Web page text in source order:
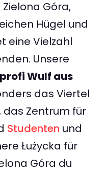
Góra,
Hügel und
eine Vielzahl
Unsere
Wulf aus
das Viertel
das Zentrum für
Studenten und
Łużycka für
Góra du